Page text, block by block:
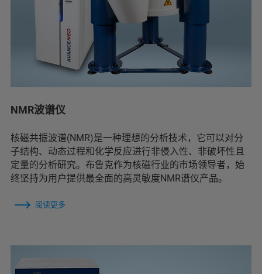
NMR波谱仪
核磁共振波谱(NMR)是一种理想的分析技术，它可以对分
子结构、动态过程和化学反应进行非侵入性、非破坏性且
定量的分析研究。布鲁克作为核磁行业的市场领导者，始
终坚持为用户提供最全面的高灵敏度NMR谱仪产品。
阅读更多